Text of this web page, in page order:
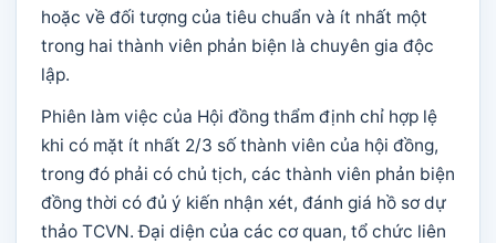
hoặc về đối tượng của tiêu chuẩn và ít nhất một
trong hai thành viên phản biện là chuyên gia độc
lập.
Phiên làm việc của Hội đồng thẩm định chỉ hợp lệ
khi có mặt ít nhất 2/3 số thành viên của hội đồng,
trong đó phải có chủ tịch, các thành viên phản biện
đồng thời có đủ ý kiến nhận xét, đánh giá hồ sơ dự
thảo TCVN. Đại diện của các cơ quan, tổ chức liên